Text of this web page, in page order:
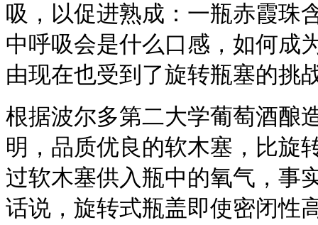
吸，以促进熟成：一瓶赤霞珠
中呼吸会是什么口感，如何成
由现在也受到了旋转瓶塞的挑
根据波尔多第二大学葡萄酒酿
明，品质优良的软木塞，比旋
过软木塞供入瓶中的氧气，事
话说，旋转式瓶盖即使密闭性